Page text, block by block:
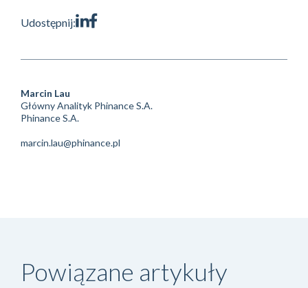
Udostępnij:
Marcin Lau
Główny Analityk Phinance S.A.
Phinance S.A.
marcin.lau@phinance.pl
Powiązane artykuły